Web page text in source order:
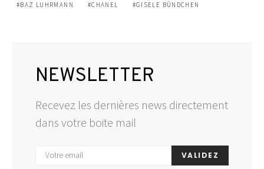
BAZ LUHRMANN CHANEL GISELE BÜNDCHEN
NEWSLETTER
Recevez les dernières news directement
dans votre boite mail
VALIDEZ